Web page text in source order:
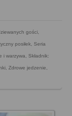
gości
posiłek Seria
i warzywa Składnik:
Zdrowe jedzenie